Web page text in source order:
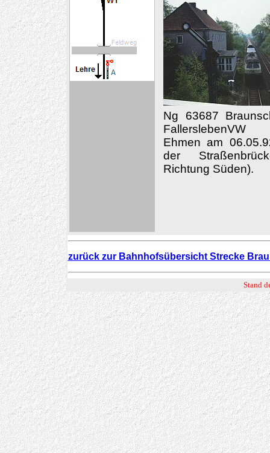
Ng 63687
FallerslebenVW
Ehmen am
der
Richtung Süden).
zurück zur Bahnhofsübersicht Strecke
Stand